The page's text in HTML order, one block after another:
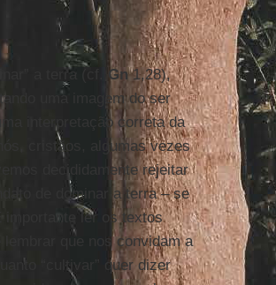
a terra (cf. Gn1,28),
uma imagem do ser
interpretação correta da
cristãos, algumas vezes
decididamente rejeitar
de dominar a terra – se
importante ler os textos
que nos convidam a
“cultivar” quer dizer